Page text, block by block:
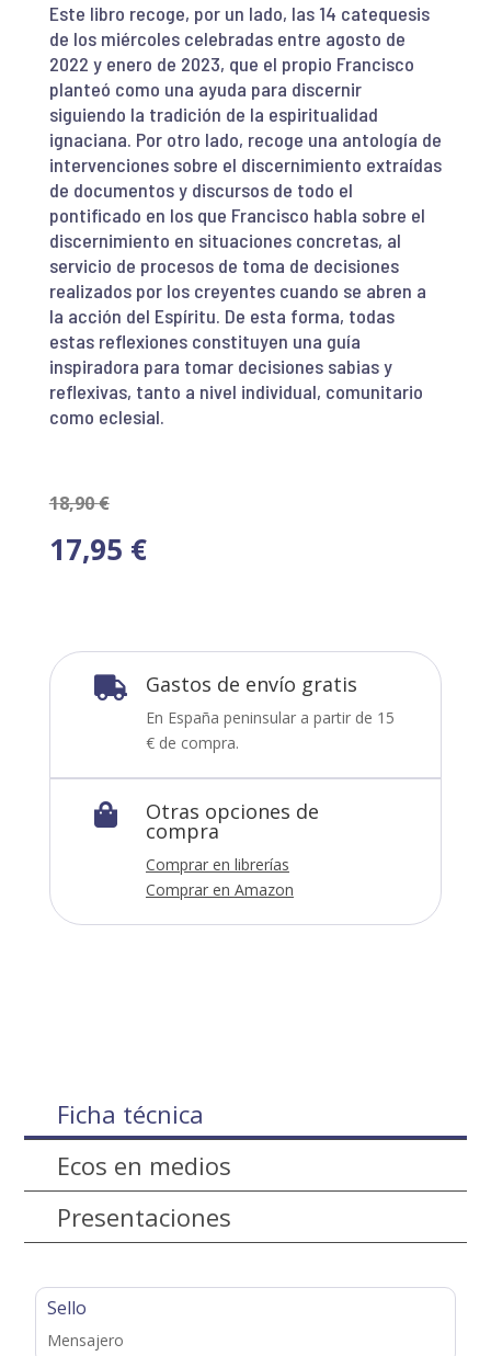
Este libro recoge, por un lado, las 14 catequesis
de los miércoles celebradas entre agosto de
2022 y enero de 2023, que el propio Francisco
planteó como una ayuda para discernir
siguiendo la tradición de la espiritualidad
ignaciana. Por otro lado, recoge una antología de
intervenciones sobre el discernimiento extraídas
de documentos y discursos de todo el
pontificado en los que Francisco habla sobre el
discernimiento en situaciones concretas, al
servicio de procesos de toma de decisiones
realizados por los creyentes cuando se abren a
la acción del Espíritu. De esta forma, todas
estas reflexiones constituyen una guía
inspiradora para tomar decisiones sabias y
reflexivas, tanto a nivel individual, comunitario
como eclesial.
18,90€
17,95 €
 Gastos de envío gratis
En España peninsular a partir de 15
€ de compra.
 Otras opciones de
compra
Comprar en librerías
Comprar en Amazon
Ficha técnica
Ecos en medios
Presentaciones
Sello
Mensajero